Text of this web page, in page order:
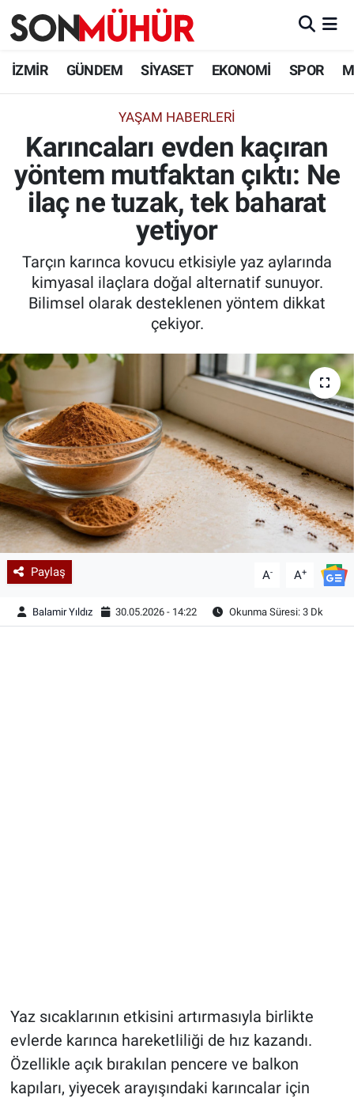
İZMİR GÜNDEM SİYASET EKONOMİ SPOR
YAŞAM HABERLERI
Karıncaları evden kaçıran
yöntem mutfaktan çıktı: Ne
ilaç ne tuzak, tek baharat
yetiyor
Tarçın karınca kovucu etkisiyle yaz aylarında
kimyasal ilaçlara doğal alternatif sunuyor.
Bilimsel olarak desteklenen yöntem dikkat
çekiyor.
Paylaş A- A+
Balamir Yıldız 30.05.2026 - 14:22 Okunma Süresi: 3 Dk
Yaz sıcaklarının etkisini artırmasıyla birlikte
evlerde karınca hareketliliği de hız kazandı.
Özellikle açık bırakılan pencere ve balkon
kapıları, yiyecek arayışındaki karıncalar için
İzmir Nöbetçi Eczaneler
İzmir Namaz Vakitleri
İzmir Trafik Yoğunluk Haritası
Süper Lig Puan Durumu ve Fikstür
Tüm Manşetler
Son Dakika Haberleri